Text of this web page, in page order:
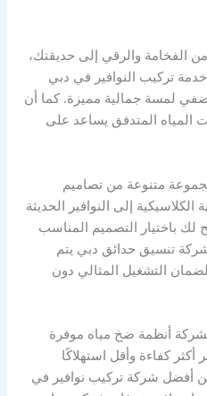
الفخامة والرقي إلى حديقتك،
تركيب النوافير في دبي
لمسة جمالية مميزة. كما أن
المياه المتدفق يساعد على
متنوعة من تصاميم
الكلاسيكية إلى النوافير الحديثة
لك باختيار التصميم المناسب
تنسيق حدائق دبي يتم
التشغيل المثالي دون
أنظمة ضخ مياه موفرة
أكثر كفاءة وأقل استهلاكًا
أفضل شركة تركيب نوافير في